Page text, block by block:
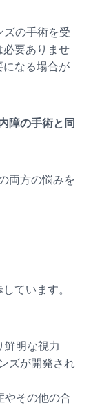
ズの手術を受
要ありませ
なる場合が
障の手術と同
両方の悩みを
ています。
鮮明な視力
ズが開発され
やその他の合